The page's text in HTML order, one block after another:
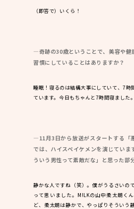
（即答で）いくら！
―奇跡の30歳ということで、美容や健
習慣にしていることはありますか？
睡眠！寝るのは結構大事にしていて、7時
ています。今日もちゃんと7時間寝ました。
―11月3日から放送がスタートする「
では、ハイスペイケメンを演じていま
ういう男性って素敵だな」と思った部
静かな人ですね（笑）。僕がうるさいの
って思いました。M!LKの山中柔太朗く
ど、柔太朗は静かで、やっぱりそういう